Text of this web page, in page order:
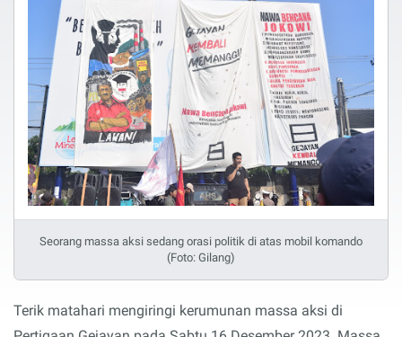
Seorang massa aksi sedang orasi politik di atas mobil komando
(Foto: Gilang)
Terik matahari mengiringi kerumunan massa aksi di